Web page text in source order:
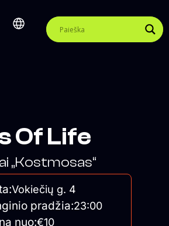
Of Life
„Kostmosas“
Vokiečių g. 4
pradžia:23:00
nuo:€10